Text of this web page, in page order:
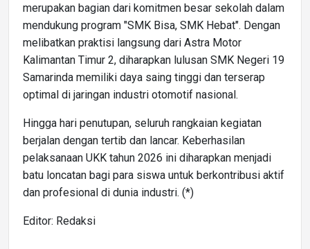
merupakan bagian dari komitmen besar sekolah dalam
mendukung program "SMK Bisa, SMK Hebat". Dengan
melibatkan praktisi langsung dari Astra Motor
Kalimantan Timur 2, diharapkan lulusan SMK Negeri 19
Samarinda memiliki daya saing tinggi dan terserap
optimal di jaringan industri otomotif nasional.
Hingga hari penutupan, seluruh rangkaian kegiatan
berjalan dengan tertib dan lancar. Keberhasilan
pelaksanaan UKK tahun 2026 ini diharapkan menjadi
batu loncatan bagi para siswa untuk berkontribusi aktif
dan profesional di dunia industri. (*)
Editor: Redaksi